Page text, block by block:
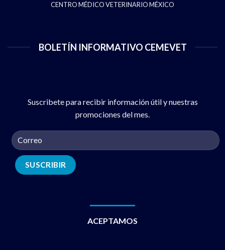
CENTRO MÉDICO VETERINARIO MÉXICO
BOLETÍN INFORMATIVO CEMEVET
Suscribete para recibir información útil y nuestras
promociones del mes.
ACEPTAMOS